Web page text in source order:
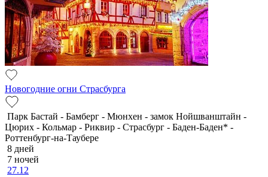
Новогодние огни Страсбурга
Парк Бастай - Бамберг - Мюнхен - замок Нойшванштайн -
Цюрих - Кольмар - Риквир - Страсбург - Баден-Баден* -
Роттенбург-на-Таубере
8 дней
7 ночей
27.12